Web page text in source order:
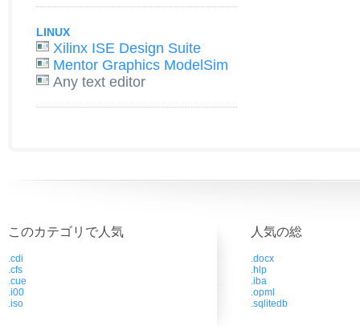
LINUX
Xilinx ISE Design Suite
Mentor Graphics ModelSim
Any text editor
このカテゴリで人気
.cdi
.cfs
.cue
.i00
.iso
人気の総
.docx
.hlp
.iba
.opml
.sqlitedb